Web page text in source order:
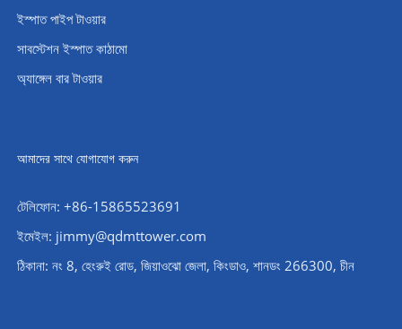
ইস্পাত পাইপ টাওয়ার
সাবস্টেশন ইস্পাত কাঠামো
অ্যাঙ্গেল বার টাওয়ার
আমাদের সাথে যোগাযোগ করুন
টেলিফোন: +86-15865523691
ইমেইল: jimmy@qdmttower.com
ঠিকানা: নং 8, হেংরুই রোড, জিয়াওঝো জেলা, কিংডাও, শানডং 266300, চীন